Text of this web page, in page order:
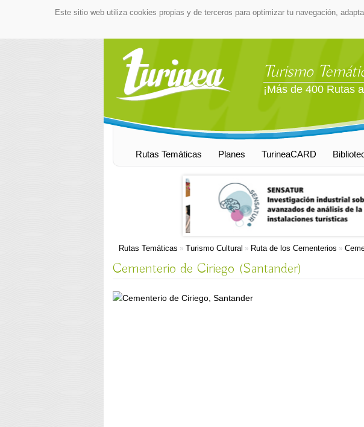
Este sitio web utiliza cookies propias y de terceros para optimizar tu navegación,
Turismo
¡Más de 400 Rutas
Rutas Temáticas Planes TurineaCARD
Rutas Temáticas » Turismo Cultural » Ruta de los Cementerios »
Cementerio de Ciriego (Santander)